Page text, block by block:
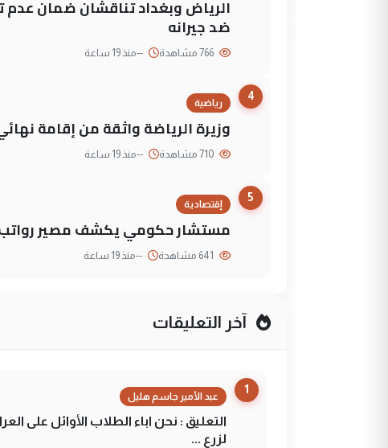
الرياض وبغداد تناقشان ضمان عدم
ضد جيرانه
--منذ 19 ساعة
4
رياضية
وزيرة الرياضة واثقة من إقامة نهائي كأس
--منذ 19 ساعة
5
إقتصادية
مستشار حكومي يكشف مصير رواتب
--منذ 19 ساعة
آخر التعليقات
1
عبد الأمير جاسم هليل
التعليق : نحن اباء الطلاب الأوائل على
لزرع ...